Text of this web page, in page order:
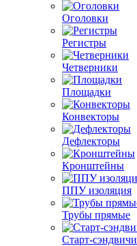
Оголовки
Регистры
Четверники
Площадки
Конвекторы
Дефлекторы
Кронштейны
ППУ изоляция
Трубы прямые
Старт-сэндвичи